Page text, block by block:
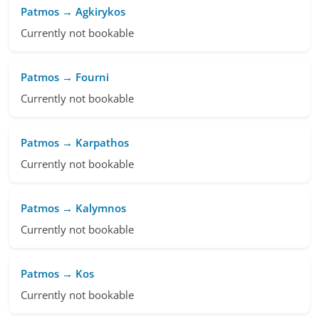
Patmos → Agkirykos
Currently not bookable
Patmos → Fourni
Currently not bookable
Patmos → Karpathos
Currently not bookable
Patmos → Kalymnos
Currently not bookable
Patmos → Kos
Currently not bookable